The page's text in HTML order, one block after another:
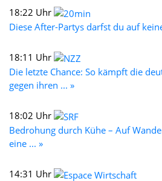
18:22 Uhr
Diese After-Partys darfst du auf
18:11 Uhr
Die letzte Chance: So kämpft die
gegen ihren ... »
18:02 Uhr
Bedrohung durch Kühe – Auf
eine ... »
14:31 Uhr